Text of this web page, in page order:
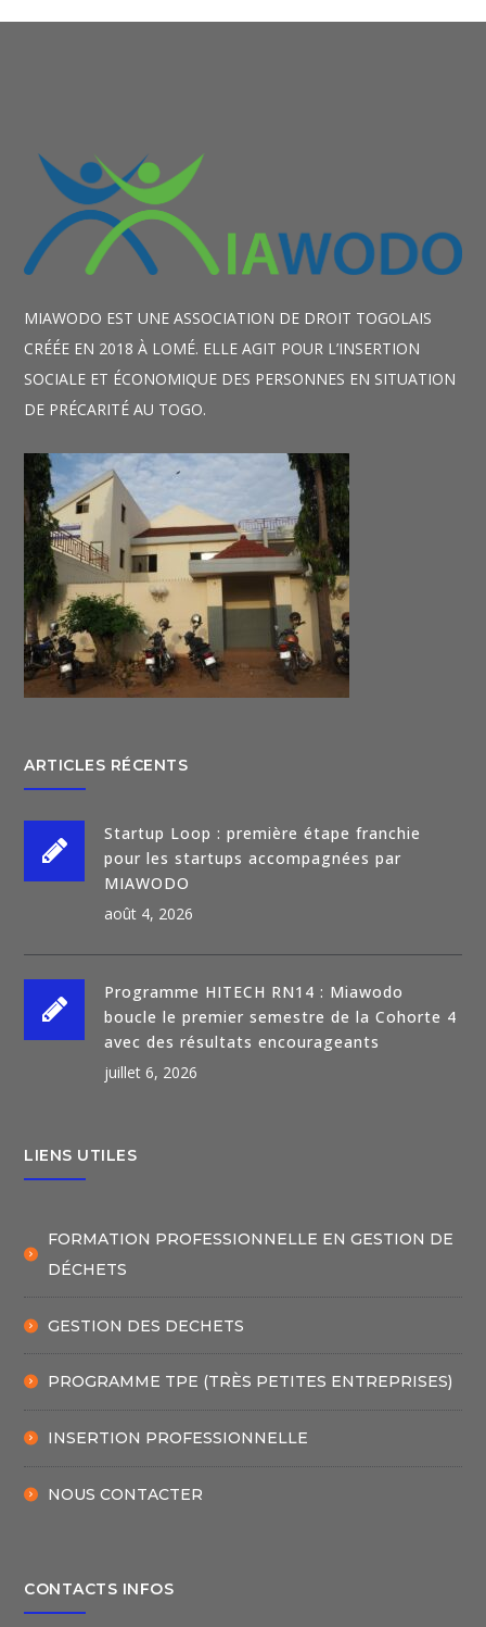
MIAWODO EST UNE ASSOCIATION DE DROIT TOGOLAIS
CRÉÉE EN 2018 À LOMÉ. ELLE AGIT POUR L’INSERTION
SOCIALE ET ÉCONOMIQUE DES PERSONNES EN SITUATION
DE PRÉCARITÉ AU TOGO.
ARTICLES RÉCENTS
Startup Loop : première étape franchie
pour les startups accompagnées par
MIAWODO
août 4, 2026
Programme HITECH RN14 : Miawodo
boucle le premier semestre de la Cohorte 4
avec des résultats encourageants
juillet 6, 2026
LIENS UTILES
FORMATION PROFESSIONNELLE EN GESTION DE
DÉCHETS
GESTION DES DECHETS
PROGRAMME TPE (TRÈS PETITES ENTREPRISES)
INSERTION PROFESSIONNELLE
NOUS CONTACTER
CONTACTS INFOS